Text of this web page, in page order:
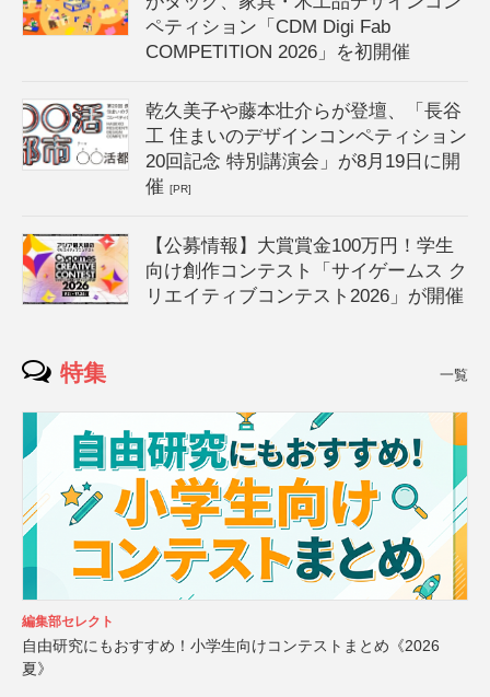
ペティション「CDM Digi Fab
COMPETITION 2026」を初開催
乾久美子や藤本壮介らが登壇、「長谷
工 住まいのデザインコンペティション
20回記念 特別講演会」が8月19日に開
催[PR]
【公募情報】大賞賞金100万円！学生
向け創作コンテスト「サイゲームス ク
リエイティブコンテスト2026」が開催
特集 一覧
編集部セレクト
自由研究にもおすすめ！小学生向けコンテストまとめ《2026
夏》